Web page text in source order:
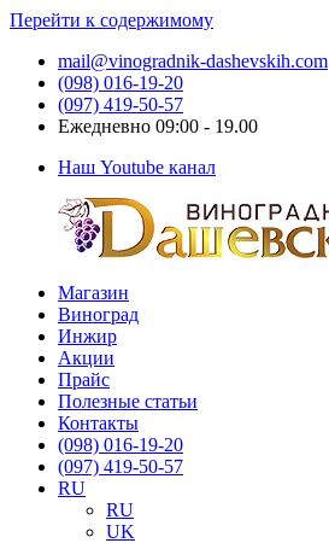
Перейти к содержимому
mail@vinogradnik-dashevskih.com
(098) 016-19-20
(097) 419-50-57
Ежедневно 09:00 - 19.00
Наш Youtube канал
Виноградник
Дашевских
Саженцы
черенки
винограда
Магазин
Виноград
Инжир
Акции
Прайс
Полезные статьи
Контакты
(098) 016-19-20
(097) 419-50-57
RU
RU
UK